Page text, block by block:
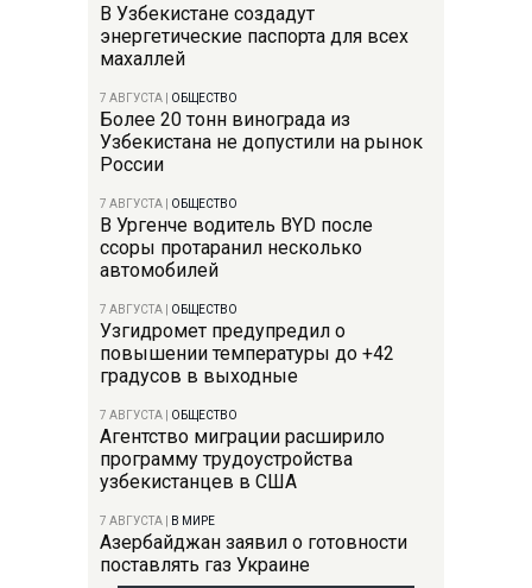
В Узбекистане создадут
энергетические паспорта для всех
махаллей
7 АВГУСТА ОБЩЕСТВО
Более 20 тонн винограда из
Узбекистана не допустили на рынок
России
7 АВГУСТА ОБЩЕСТВО
В Ургенче водитель BYD после
ссоры протаранил несколько
автомобилей
7 АВГУСТА ОБЩЕСТВО
Узгидромет предупредил о
повышении температуры до +42
градусов в выходные
7 АВГУСТА ОБЩЕСТВО
Агентство миграции расширило
программу трудоустройства
узбекистанцев в США
7 АВГУСТА В МИРЕ
Азербайджан заявил о готовности
поставлять газ Украине